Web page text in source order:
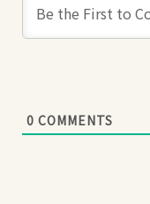
0 COMMENTS